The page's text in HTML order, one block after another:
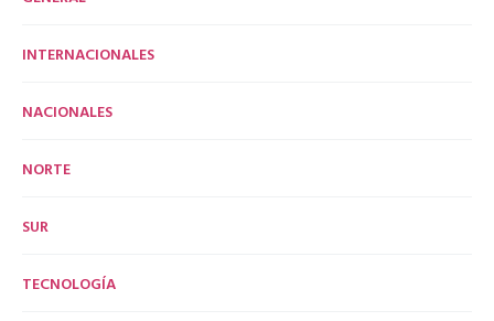
INTERNACIONALES
NACIONALES
NORTE
SUR
TECNOLOGÍA